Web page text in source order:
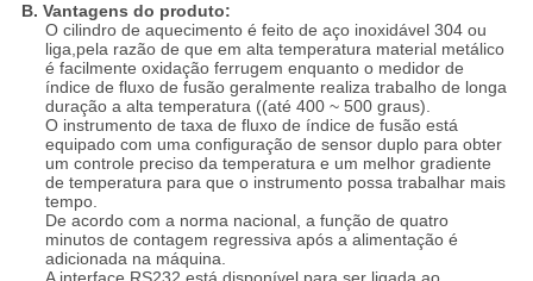
B. Vantagens do produto:
O cilindro de aquecimento é feito de aço inoxidável 304 ou
liga,pela razão de que em alta temperatura material metálico
é facilmente oxidação ferrugem enquanto o medidor de
índice de fluxo de fusão geralmente realiza trabalho de longa
duração a alta temperatura ((até 400 ~ 500 graus).
O instrumento de taxa de fluxo de índice de fusão está
equipado com uma configuração de sensor duplo para obter
um controle preciso da temperatura e um melhor gradiente
de temperatura para que o instrumento possa trabalhar mais
tempo.
De acordo com a norma nacional, a função de quatro
minutos de contagem regressiva após a alimentação é
adicionada na máquina.